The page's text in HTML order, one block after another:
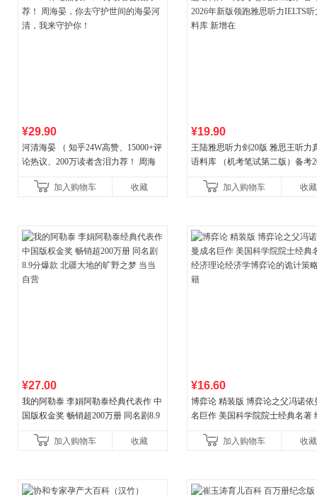
¥29.90
河清海晏 （ 知乎24W高赞、15000+评
论热议、200万读者含泪力荐！ 周海
守护你！加入购物车 收藏
¥19.90
王陆雅思听力剑20版 雅思王听力
语料库 （机考笔试第二版）备考
新增在
加入购物车 收藏
¥27.00
我的阿勒泰 李娟阿勒泰经典代表作 中
国版权金奖 畅销超200万册 同名剧8.9
加入购物车
收藏
¥16.60
博弈论 精装版 博弈论之父冯诺依
名巨作 美国科学院院士经典名著
加入购物车
收藏